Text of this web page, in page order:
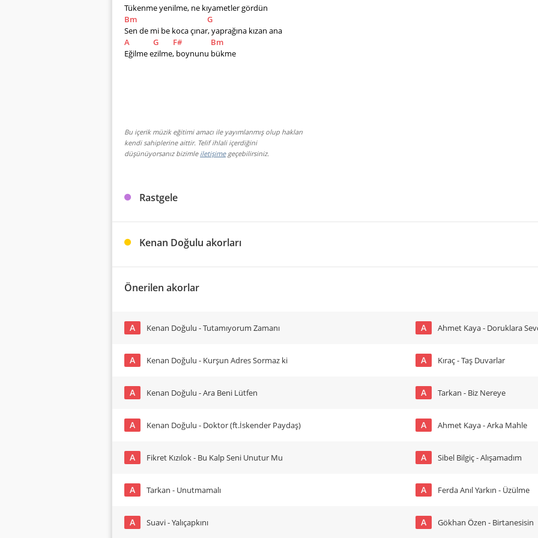
Tükenme yenilme, ne kıyametler gördün
Bm
G
Sen de mi be koca çınar, yaprağına kızan ana
A
G F#
Bm
Eğilme ezilme, boynunu bükme
Bu içerik müzik eğitimi amacı ile yayımlanmış olup hakları
kendi sahiplerine aittir. Telif ihlali içerdiğini
düşünüyorsanız bizimle iletişimegeçebilirsiniz.
Rastgele
Kenan Doğulu akorları
Önerilen akorlar
A Kenan Doğulu - Tutamıyorum Zamanı
A Kenan Doğulu - Kurşun Adres Sormaz ki
A Kenan Doğulu - Ara Beni Lütfen
A Kenan Doğulu - Doktor (ft.İskender Paydaş)
A Fikret Kızılok - Bu Kalp Seni Unutur Mu
A Tarkan - Unutmamalı
A Suavi - Yalıçapkını
A Ahmet Kaya - Doruklara
A Kıraç - Taş Duvarlar
A Tarkan - Biz Nereye
A Ahmet Kaya - Arka Mahle
A Sibel Bilgiç - Alışamadım
A Ferda Anıl Yarkın - Üzülme
A Gökhan Özen - Birtanesisin